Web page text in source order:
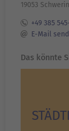
19053 Schwerin
+49 385
E-Mail
Das könnte